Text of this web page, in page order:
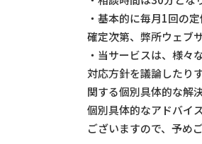
・基本的に毎月1回の
確定次第、弊所ウェブ
・当サービスは、様々
対応方針を議論したり
関する個別具体的な解
個別具体的なアドバイ
ございますので、予め